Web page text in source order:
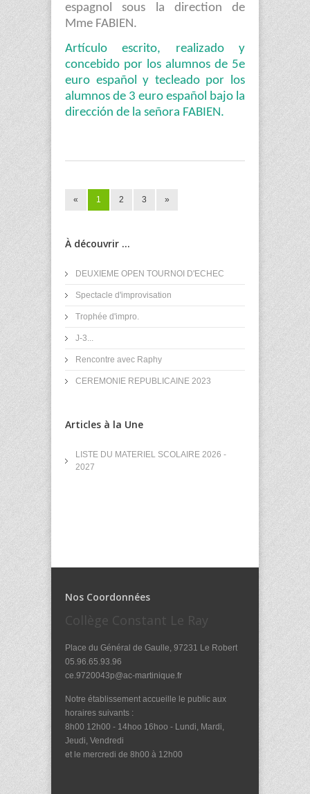
espagnol sous la direction de
Mme FABIEN.
Artículo escrito, realizado y
concebido por los alumnos de 5e
euro español y tecleado por los
alumnos de 3 euro español bajo la
dirección de la señora FABIEN.
« 1 2 3 »
À découvrir ...
DEUXIEME OPEN TOURNOI D'ECHEC
Spectacle d'improvisation
Trophée d'impro.
J-3...
Rencontre avec Raphy
CEREMONIE REPUBLICAINE 2023
Articles à la Une
LISTE DU MATERIEL SCOLAIRE 2026 -
2027
Nos Coordonnées
Collège Constant Le Ray
Place du Général de Gaulle, 97231 Le Robert
05.96.65.93.96
ce.9720043p@ac-martinique.fr
Notre établissement accueille le public aux
horaires suivants :
8h00 12h00 - 14hoo 16hoo - Lundi, Mardi,
Jeudi, Vendredi
et le mercredi de 8h00 à 12h00